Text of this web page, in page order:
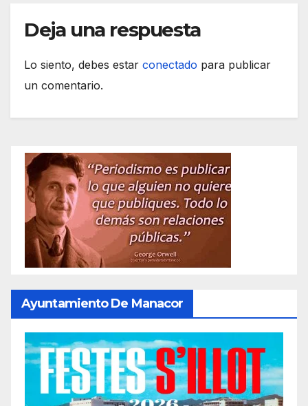
Deja una respuesta
Lo siento, debes estar conectado para publicar
un comentario.
Ayuntamiento De Manacor